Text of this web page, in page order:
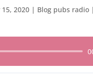
15, 2020| Blog pubs radio|
Lecteur